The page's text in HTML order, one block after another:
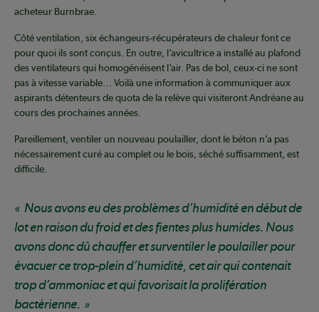
acheteur Burnbrae.
Côté ventilation, six échangeurs-récupérateurs de chaleur font ce
pour quoi ils sont conçus. En outre, l’avicultrice a installé au plafond
des ventilateurs qui homogénéisent l’air. Pas de bol, ceux-ci ne sont
pas à vitesse variable… Voilà une information à communiquer aux
aspirants détenteurs de quota de la relève qui visiteront Andréane au
cours des prochaines années.
Pareillement, ventiler un nouveau poulailler, dont le béton n’a pas
nécessairement curé au complet ou le bois, séché suffisamment, est
difficile.
Nous avons eu des problèmes d’humidité en début de
lot en raison du froid et des fientes plus humides. Nous
avons donc dû chauffer et surventiler le poulailler pour
évacuer ce trop-plein d’humidité, cet air qui contenait
trop d’ammoniac et qui favorisait la prolifération
bactérienne.